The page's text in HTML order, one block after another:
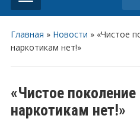
Главная » Новости » «Чистое
наркотикам нет!»
«Чистое
наркотикам нет!»